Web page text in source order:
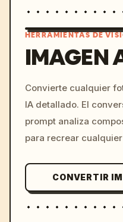
HERRAMIENTAS DE
IMAGEN
Convierte cualquier
IA detallado. El
prompt analiza
para recrear
CONVERTIR